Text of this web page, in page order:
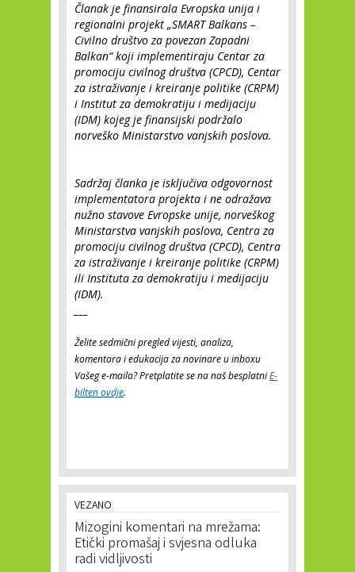
Članak je finansirala Evropska unija i
regionalni projekt „SMART Balkans –
Civilno društvo za povezan Zapadni
Balkan“ koji implementiraju Centar za
promociju civilnog društva (CPCD), Centar
za istraživanje i kreiranje politike (CRPM)
i Institut za demokratiju i medijaciju
(IDM) kojeg je finansijski podržalo
norveško Ministarstvo vanjskih poslova.
Sadržaj članka je isključiva odgovornost
implementatora projekta i ne odražava
nužno stavove Evropske unije, norveškog
Ministarstva vanjskih poslova, Centra za
promociju civilnog društva (CPCD), Centra
za istraživanje i kreiranje politike (CRPM)
ili Instituta za demokratiju i medijaciju
(IDM).
Želite sedmični pregled vijesti, analiza,
komentara i edukacija za novinare u inboxu
Vašeg e-maila? Pretplatite se na naš besplatniE-
bilten ovdje.
VEZANO
Mizogini komentari na mrežama:
Etički promašaj i svjesna odluka
radi vidljivosti